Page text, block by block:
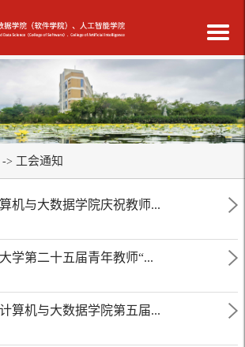
-> 工会通知
机与大数据学院庆祝教师...
学第二十五届青年教师“...
算机与大数据学院第五届...